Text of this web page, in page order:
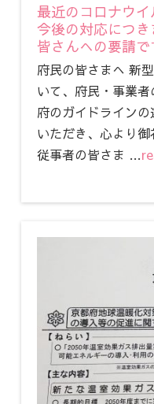
最近のコロナウ
今後の対応につ
皆さんへの要請で
府民の皆さまへ 新
いて、府民・事業
府のガイドライン
いただき、心より
従事者の皆さま …